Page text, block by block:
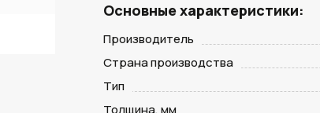
Основные характеристики:
Производитель
Страна производства
Тип
Толщина, мм